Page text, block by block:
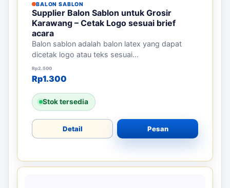
BALON SABLON
Supplier Balon Sablon untuk Grosir
Karawang – Cetak Logo sesuai brief
acara
Balon sablon adalah balon latex yang dapat
dicetak logo atau teks sesuai...
Rp2.500
Harga aslinya adalah: Rp2.500.
Rp1.300
Harga saat ini adalah: Rp1.300.
Stok tersedia
Detail Pesan